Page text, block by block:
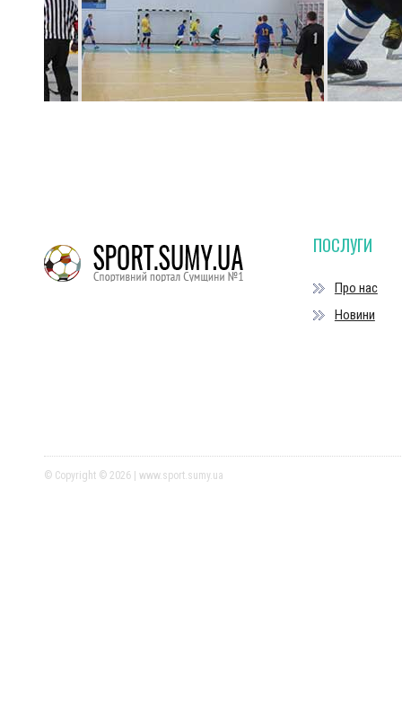
ПОСЛУГИ
Про нас
Новини
© Copyright © 2026 | www.sport.sumy.ua